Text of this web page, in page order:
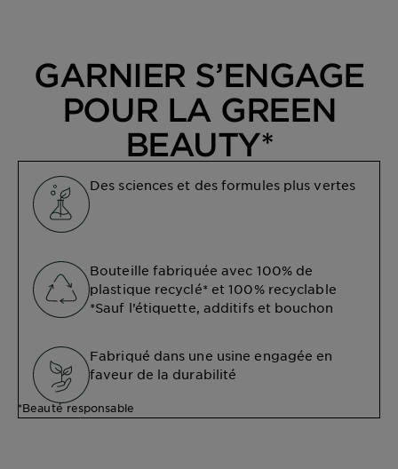
GARNIER S’ENGAGE
POUR LA GREEN
BEAUTY*
Des sciences et des formules plus vertes
Bouteille fabriquée avec 100% de
plastique recyclé* et 100% recyclable
*Sauf l’étiquette, additifs et bouchon
Fabriqué dans une usine engagée en
faveur de la durabilité
*Beauté responsable